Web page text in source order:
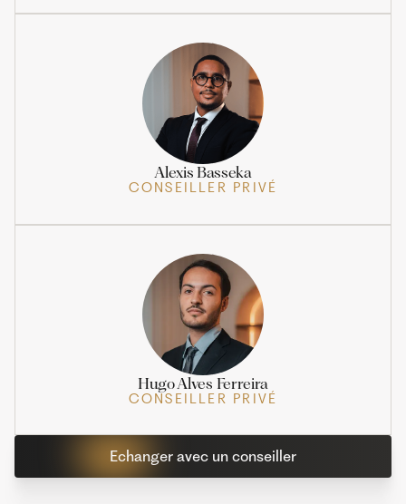
Alexis Basseka
CONSEILLER PRIVÉ
Hugo Alves Ferreira
CONSEILLER PRIVÉ
Echanger avec un conseiller